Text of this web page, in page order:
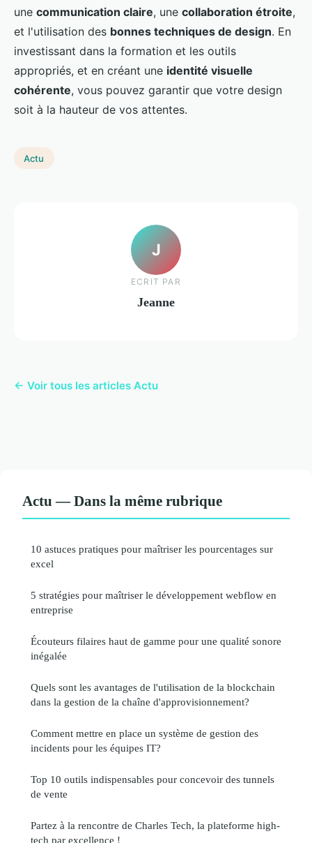
une communication claire, une collaboration étroite,
et l'utilisation des bonnes techniques de design. En
investissant dans la formation et les outils
appropriés, et en créant une identité visuelle
cohérente, vous pouvez garantir que votre design
soit à la hauteur de vos attentes.
Actu
J
ECRIT PAR
Jeanne
← Voir tous les articles Actu
Actu — Dans la même rubrique
10 astuces pratiques pour maîtriser les pourcentages sur
excel
5 stratégies pour maîtriser le développement webflow en
entreprise
Écouteurs filaires haut de gamme pour une qualité sonore
inégalée
Quels sont les avantages de l'utilisation de la blockchain
dans la gestion de la chaîne d'approvisionnement?
Comment mettre en place un système de gestion des
incidents pour les équipes IT?
Top 10 outils indispensables pour concevoir des tunnels
de vente
Partez à la rencontre de Charles Tech, la plateforme high-
tech par excellence !